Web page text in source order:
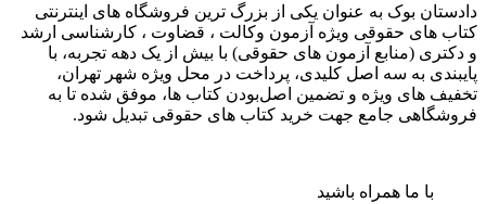
دادستان بوک به عنوان یکی از بزرگ ترین فروشگاه های اینترنتی
کتاب های حقوقی ویژه آزمون وکالت ، قضاوت ، کارشناسی ارشد
و دکتری (منابع آزمون های حقوقی) با بیش از یک دهه تجربه، با
پایبندی به سه اصل کلیدی، پرداخت در محل ویژه شهر تهران،
تخفیف های ویژه و تضمین اصل‌بودن کتاب ها، موفق شده تا به
فروشگاهی جامع جهت خرید کتاب های حقوقی تبدیل شود.
با ما همراه باشید